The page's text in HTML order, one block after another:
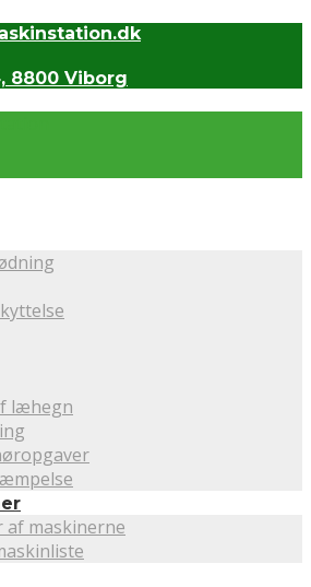
8800 Viborg
læhegn
af maskinerne